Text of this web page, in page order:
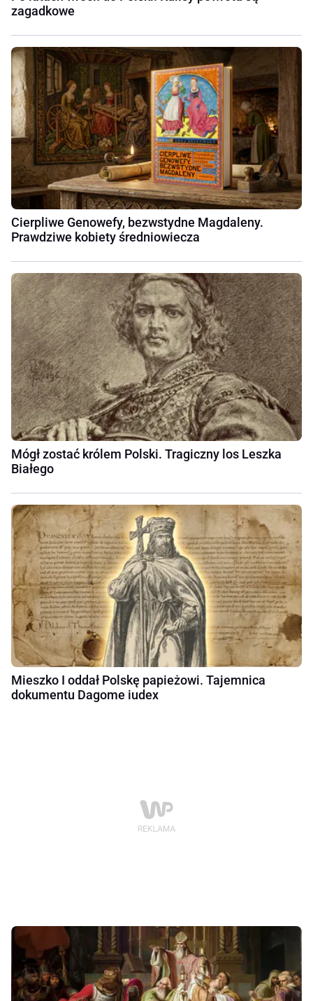
zagadkowe
Cierpliwe Genowefy, bezwstydne Magdaleny.
Prawdziwe kobiety średniowiecza
Mógł zostać królem Polski. Tragiczny los Leszka
Białego
Mieszko I oddał Polskę papieżowi. Tajemnica
dokumentu Dagome iudex